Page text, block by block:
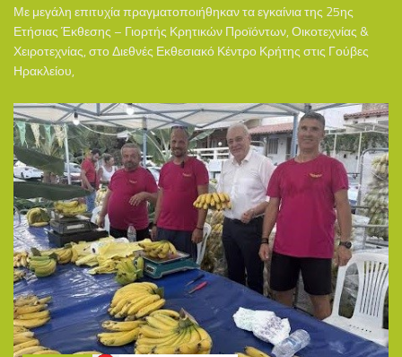
Με μεγάλη επιτυχία πραγματοποιήθηκαν τα εγκαίνια της 25ης
Ετήσιας Έκθεσης – Γιορτής Κρητικών Προϊόντων, Οικοτεχνίας &
Χειροτεχνίας, στο Διεθνές Εκθεσιακό Κέντρο Κρήτης στις Γούβες
Ηρακλείου,